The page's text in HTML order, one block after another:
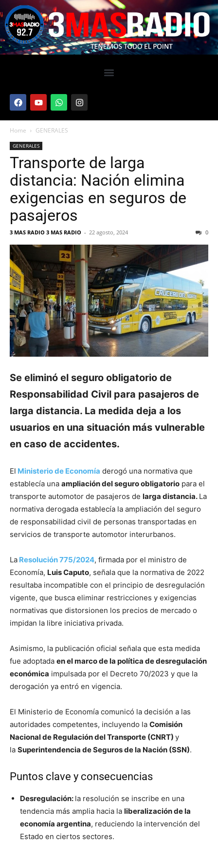
Home GENERALES
GENERALES
Transporte de larga
distancia: Nación elimina
exigencias en seguros de
pasajeros
3 MAS RADIO 3 MAS RADIO - 22 agosto, 2024 0
Se eliminó el seguro obligatorio de
Responsabilidad Civil para pasajeros de
larga distancia. La medida deja a los
usuarios en una situación más vulnerable
en caso de accidentes.
El Ministerio de Economía derogó una normativa que
establecía una ampliación del seguro obligatorio para el
transporte automotor de pasajeros de larga distancia. La
normativa derogada establecía la ampliación del seguro
de responsabilidad civil de personas transportadas en
servicios de transporte automotor interurbanos.
La Resolución 775/2024, firmada por el ministro de
Economía, Luis Caputo, señala que la normativa de 2022
resultaba incompatible con el principio de desregulación
vigente, que busca eliminar restricciones y exigencias
normativas que distorsionen los precios de mercado o
impidan la libre iniciativa privada.
Asimismo, la publicación oficial señala que esta medida
fue adoptada en el marco de la política de desregulación
económica impulsada por el Decreto 70/2023 y que la
derogación ya entró en vigencia.
El Ministerio de Economía comunicó la decisión a las
autoridades competentes, incluyendo la Comisión
Nacional de Regulación del Transporte (CNRT) y
la Superintendencia de Seguros de la Nación (SSN).
Puntos clave y consecuencias
Desregulación: la resolución se inscribe en una
tendencia más amplia hacia la liberalización de la
economía argentina, reduciendo la intervención del
Estado en ciertos sectores.